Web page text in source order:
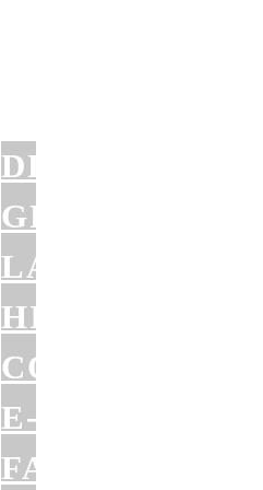
DER
GROSSE L
IMIWAY C
OBRA E
-F
ATBIKE (